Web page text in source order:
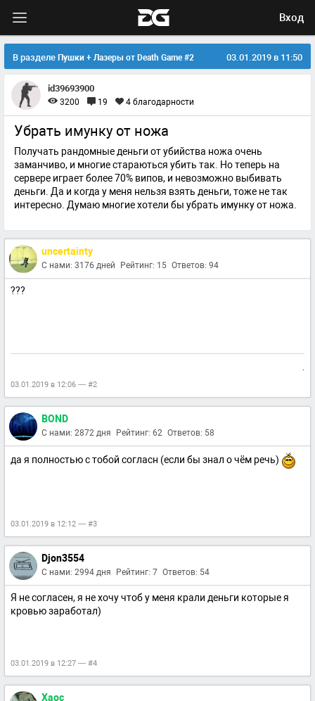
Вход
В разделе Пушки + Лазеры от Death Game #2 03.01.2019 в 11:50
id39693900
3200 19 4 благодарности
Убрать имунку от ножа
Получать рандомные деньги от убийства ножа очень
заманчиво, и многие стараються убить так. Но теперь на
сервере играет более 70% випов, и невозможно выбивать
деньги. Да и когда у меня нельзя взять деньги, тоже не так
интересно. Думаю многие хотели бы убрать имунку от ножа.
uncertainty
С нами: 3176 дней Рейтинг: 15 Ответов: 94
???
.
03.01.2019 в 12:06 — #2
BOND
С нами: 2872 дня Рейтинг: 62 Ответов: 58
да я полностью с тобой согласн (если бы знал о чём речь)
03.01.2019 в 12:12 — #3
Djon3554
С нами: 2994 дня Рейтинг: 7 Ответов: 54
Я не согласен, я не хочу чтоб у меня крали деньги которые я
кровью заработал)
03.01.2019 в 12:27 — #4
Xaoc